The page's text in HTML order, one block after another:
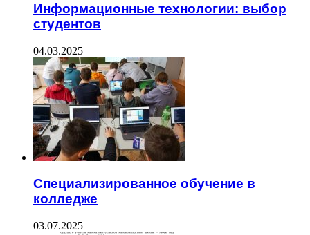
Информационные технологии: выбор
студентов
04.03.2025
Специализированное обучение в
колледже
03.07.2025